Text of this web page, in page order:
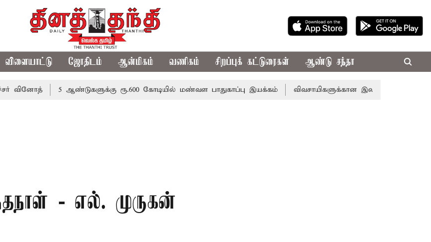
விளையாட்டு ஜோதிடம் ஆன்மிகம் வணிகம் சிறப்புக் கட்டுரைகள் ஆண்டு சந்தா
5 ஆண்டுகளுக்கு ரூ.600 கோடியில் மண்வள பாதுகாப்பு இயக்கம் விவசாயிகளுக்கான இலவச மின்சாரத்துக்காக
- எல். முருகன்